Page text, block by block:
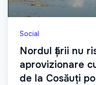
Social
Nordul țării nu
aprovizionare
de la Cosăuți